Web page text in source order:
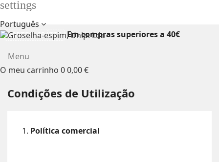
settings
Português
PORTES GRÁTIS Em compras superiores a 40€
Menu
O meu carrinho 00,00 €
Condições de Utilização
1. Política comercial